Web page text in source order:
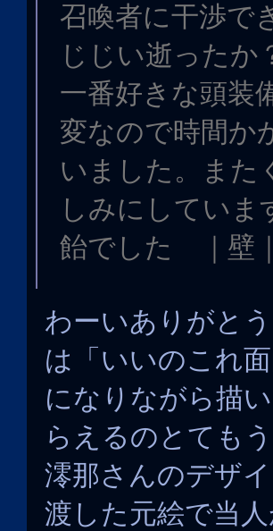
召喚者に干渉
じじい逝ったか
一番好きな頭装
変なので時間か
いました。また
しみにしていま
飴でした ｜壁
わーいありがと
は「いいのこれ
になりながら描
らえるのとても
澪那さんのデザ
渡した元絵で当